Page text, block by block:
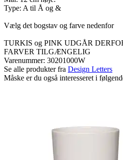
Type: A til Å og &
Vælg det bogstav og farve nedenfor
TURKIS og PINK UDGÅR
FARVER TILGÆNGELIG
Varenummer: 30201000W
Se alle produkter fra Design Letters
Måske er du også interesseret i